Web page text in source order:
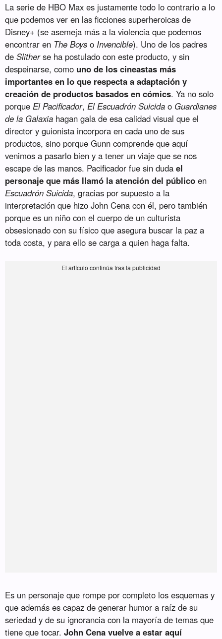
La serie de HBO Max es justamente todo lo contrario a lo
que podemos ver en las ficciones superheroicas de
Disney+ (se asemeja más a la violencia que podemos
encontrar en The Boys o Invencible). Uno de los padres
deSlitherse ha postulado con este producto, y sin
despeinarse, como uno de los cineastas más
importantes en lo que respecta a adaptación y
creación de productos basados en cómics. Ya no solo
porque El Pacificador, El Escuadrón Suicida o Guardianes
de la Galaxia hagan gala de esa calidad visual que el
director y guionista incorpora en cada uno de sus
productos, sino porque Gunn comprende que aquí
venimos a pasarlo bien y a tener un viaje que se nos
escape de las manos. Pacificador fue sin dudael
personaje que más llamó la atención del público en
Escuadrón Suicida, gracias por supuesto a la
interpretación que hizo John Cena con él, pero también
porque es un niño con el cuerpo de un culturista
obsesionado con su físico que asegura buscar la paz a
toda costa, y para ello se carga a quien haga falta.
Es un personaje que rompe por completo los esquemas y
que además es capaz de generar humor a raíz de su
seriedad y de su ignorancia con la mayoría de temas que
tiene que tocar.John Cena vuelve a estar aquí